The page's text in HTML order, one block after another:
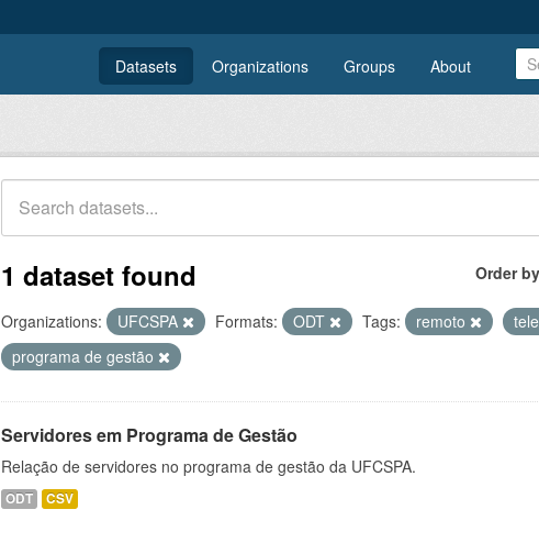
Datasets Organizations Groups About
Order by
1 dataset found
Organizations: UFCSPA Formats: ODT Tags: remoto
programa de gestão
Servidores em Programa de Gestão
Relação de servidores no programa de gestão da UFCSPA.
ODT CSV